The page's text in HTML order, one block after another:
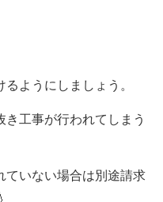
ようにしましょう。
工事が行われてしまう
ていない場合は別途請求